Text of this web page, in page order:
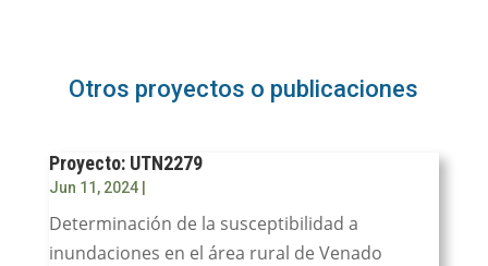
Otros proyectos o publicaciones
Proyecto: UTN2279
Jun 11, 2024|
Determinación de la susceptibilidad a
inundaciones en el área rural de Venado